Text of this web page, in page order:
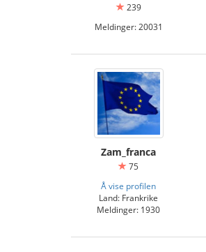
239
Meldinger: 20031
Zam_franca
75
Å vise profilen
Land: Frankrike
Meldinger: 1930